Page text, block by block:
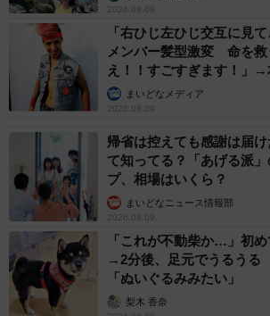
2026.08.09
「右ひじ左ひじ交互に見
メンバー髪型激変 命を救
え！！すごすぎます！」
まいどなメディア
2026.08.09
帰省は控えても感謝は届
て知ってる？「あげる派
プ、相場はいくら？
まいどなニュース情報部
2026.08.09
「これが不動柴か…」初
→2分後、足元でうるうる
「ぬいぐるみみたい」
梨木 香奈